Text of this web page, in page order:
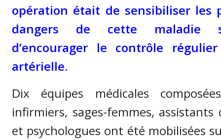
opération était de sensibiliser les
dangers de cette maladie
d’encourager le contrôle
artérielle.
Dix équipes médicales
infirmiers, sages-femmes, assistants
et psychologues ont été mobilisées